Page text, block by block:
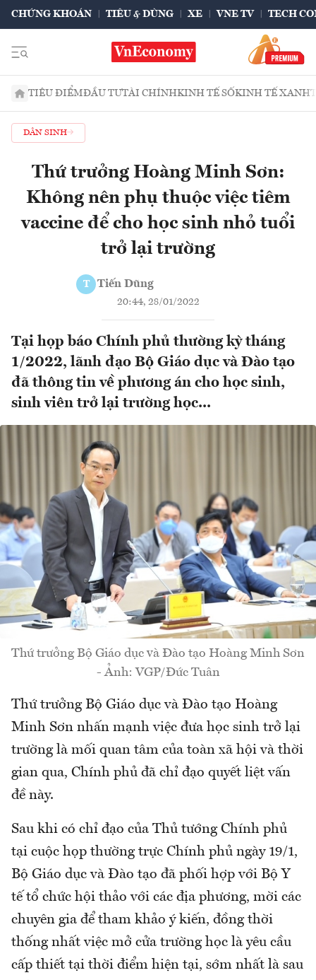
CHỨNG KHOÁN TIÊU & DÙNG XE VNE TV TECH
TIÊU ĐIỂMĐẦU TƯTÀI CHÍNHKINH TẾ SỐKINH TẾ XANH
DÂN SINH
Thứ trưởng Hoàng Minh Sơn:
Không nên phụ thuộc việc tiêm
vaccine để cho học sinh nhỏ tuổi
trở lại trường
T Tiến Dũng
20:44, 28/01/2022
Tại họp báo Chính phủ thường kỳ tháng
1/2022, lãnh đạo Bộ Giáo dục và Đào tạo
đã thông tin về phương án cho học sinh,
sinh viên trở lại trường học...
Thứ trưởng Bộ Giáo dục và Đào tạo Hoàng Minh Sơn
- Ảnh: VGP/Đức Tuân
Thứ trưởng Bộ Giáo dục và Đào tạo Hoàng
Minh Sơn nhấn mạnh việc đưa học sinh trở lại
trường là mối quan tâm của toàn xã hội và thời
gian qua, Chính phủ đã chỉ đạo quyết liệt vấn
đề này.
Sau khi có chỉ đạo của Thủ tướng Chính phủ
tại cuộc họp thường trực Chính phủ ngày 19/1,
Bộ Giáo dục và Đào tạo đã phối hợp với Bộ Y
tế tổ chức hội thảo với các địa phương, mời các
chuyên gia để tham khảo ý kiến, đồng thời
thống nhất việc mở cửa trường học là yêu cầu
cấp thiết tại thời điểm hiện tại, sớm nhất là sau